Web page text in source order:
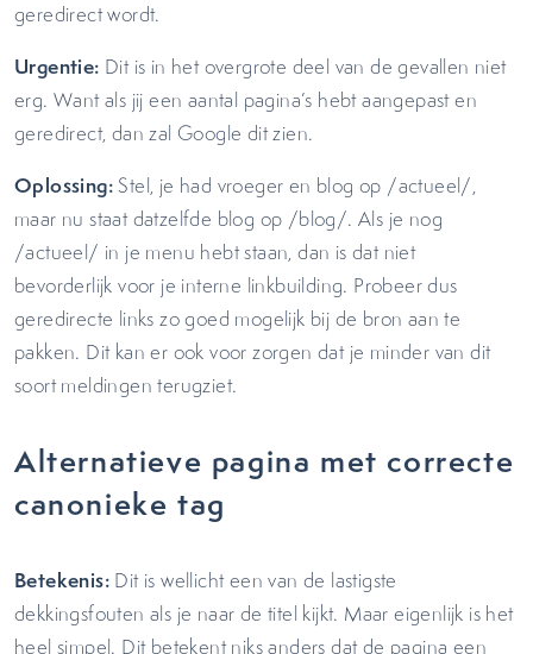
geredirect wordt.
Urgentie: Dit is in het overgrote deel van de gevallen niet
erg. Want als jij een aantal pagina’s hebt aangepast en
geredirect, dan zal Google dit zien.
Oplossing:Stel, je had vroeger en blog op /actueel/,
maar nu staat datzelfde blog op /blog/. Als je nog
/actueel/ in je menu hebt staan, dan is dat niet
bevorderlijk voor je interne linkbuilding. Probeer dus
geredirecte links zo goed mogelijk bij de bron aan te
pakken. Dit kan er ook voor zorgen dat je minder van dit
soort meldingen terugziet.
Alternatieve pagina met correcte
canonieke tag
Betekenis: Dit is wellicht een van de lastigste
dekkingsfouten als je naar de titel kijkt. Maar eigenlijk is het
heel simpel. Dit betekent niks anders dat de pagina een